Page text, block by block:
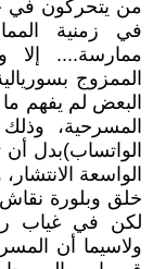
من يتحركون في
في زمنية
ممارسة.... إلا
البعض لم يفهم
المسرحية،
الواتساب)بدل
الواسعة
خلق وبلورة نقاش
لكن في غياب
ولاسيما أن